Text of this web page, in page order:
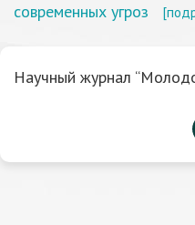
современных угроз
Научный журнал